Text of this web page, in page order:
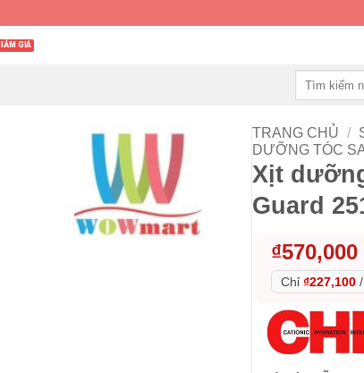
TRANG CHỦ /
DƯỠNG TÓC
Xịt
Guard
₫570,000
Chỉ ₫227,100 /